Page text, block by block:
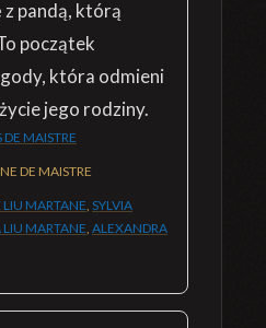
z pandą, którą
początek
która odmieni
jego rodziny.
DE MAISTRE
DE MAISTRE
LIU MARTANE, SYLVIA
LIU MARTANE, ALEXANDRA